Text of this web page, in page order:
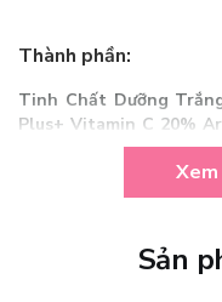
Thành phần:
Tinh Chất Dưỡng
Plus+ Vitamin C 20%
so với các sản phẩm trị
phấn chứa các thành
kết hợp với vitamin C
thâm mụn, khi 2 hoạt
Sản